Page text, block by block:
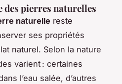
des pierres naturelles
naturelle reste
ses propriétés
naturel. Selon la nature
varient : certaines
l’eau salée, d’autres